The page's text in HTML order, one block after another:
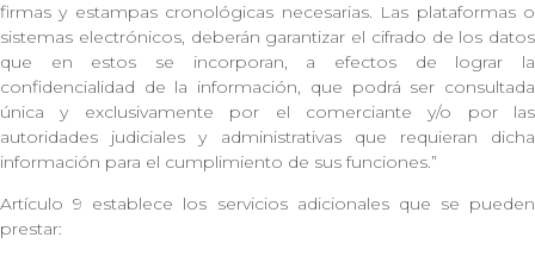
firmas y estampas cronológicas necesarias. Las plataformas o
sistemas electrónicos, deberán garantizar el cifrado de los datos
que en estos se incorporan, a efectos de lograr la
confidencialidad de la información, que podrá ser consultada
única y exclusivamente por el comerciante y/o por las
autoridades judiciales y administrativas que requieran dicha
información para el cumplimiento de sus funciones.”
Artículo 9 establece los servicios adicionales que se pueden
prestar: